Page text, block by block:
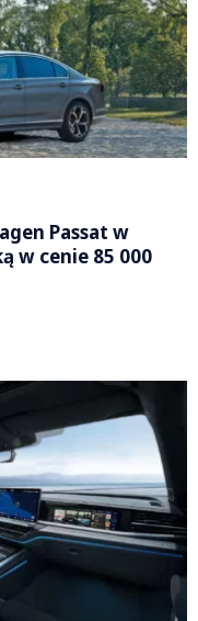
Passat w
w cenie 85 000